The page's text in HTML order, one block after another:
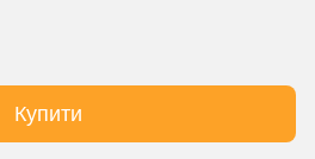
Купити